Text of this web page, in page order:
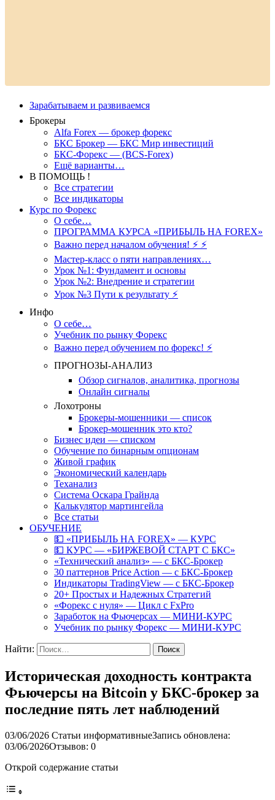
Зарабатываем и развиваемся
Брокеры
Alfa Forex — брокер форекс
БКС Брокер — БКС Мир инвестиций
БКС-Форекс — (BCS-Forex)
Ещё варианты…
В ПОМОЩЬ !
Все стратегии
Все индикаторы
Курс по Форекс
О себе…
ПРОГРАММА КУРСА «ПРИБЫЛЬ НА FOREX»
Важно перед началом обучения! ⚡ ⚡
Мастер-класс о пяти направлениях…
Урок №1: Фундамент и основы
Урок №2: Внедрение и стратегии
Урок №3 Пути к результату ⚡️
Инфо
О себе…
Учебник по рынку Форекс
Важно перед обучением по форекс! ⚡
ПРОГНОЗЫ-АНАЛИЗ
Обзор сигналов, аналитика, прогнозы
Онлайн сигналы
Лохотроны
Брокеры-мошенники — список
Брокер-мошенник это кто?
Бизнес идеи — списком
Обучение по бинарным опционам
Живой график
Экономический календарь
Теханализ
Система Оскара Грайнда
Калькулятор мартингейла
Все статьи
ОБУЧЕНИЕ
💵 «ПРИБЫЛЬ НА FOREX» — КУРС
💵 КУРС — «БИРЖЕВОЙ СТАРТ С БКС»
«Технический анализ» — с БКС-Брокер
30 паттернов Price Action — с БКС-Брокер
Индикаторы TradingView — с БКС-Брокер
20+ Простых и Надежных Стратегий
«Форекс с нуля» — Цикл с FxPro
Заработок на Фьючерсах — МИНИ-КУРС
Учебник по рынку Форекс — МИНИ-КУРС
Найти:
Историческая доходность контракта
Фьючерсы на Bitcoin у БКС-брокер за
последние пять лет наблюдений
03/06/2026 Статьи информативныеЗапись обновлена:
03/06/2026Отзывов: 0
Открой содержание статьи